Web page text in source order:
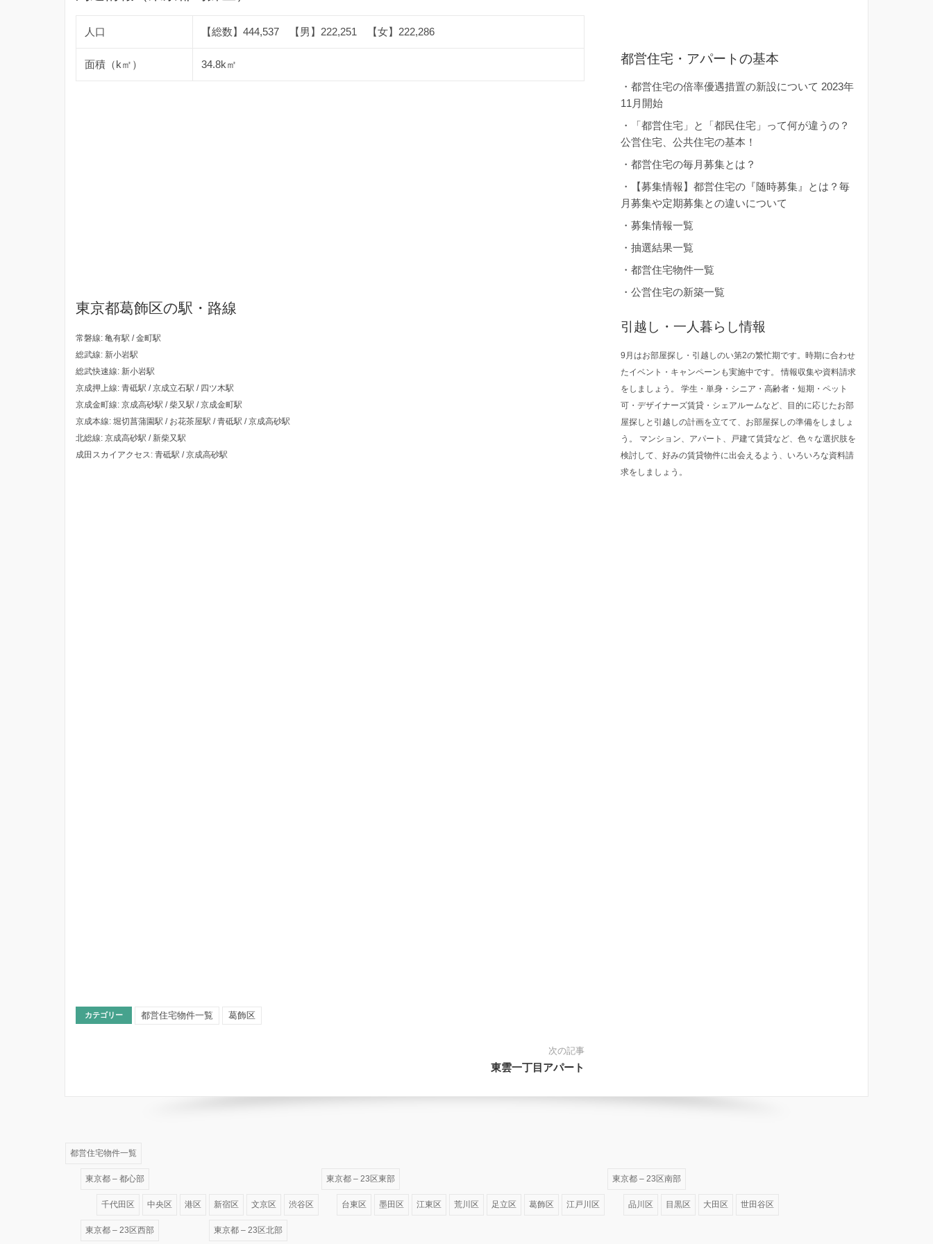
人口 【総数】444,537 【男】222,251 【女】222,286
面積（k㎡） 34.8k㎡
東京都葛飾区の駅・路線
常磐線: 亀有駅 / 金町駅
総武線: 新小岩駅
総武快速線: 新小岩駅
京成押上線: 青砥駅 / 京成立石駅 / 四ツ木駅
京成金町線: 京成高砂駅 / 柴又駅 / 京成金町駅
京成本線: 堀切菖蒲園駅 / お花茶屋駅 / 青砥駅 / 京成高砂駅
北総線: 京成高砂駅 / 新柴又駅
成田スカイアクセス: 青砥駅 / 京成高砂駅
カテゴリー 都営住宅物件一覧 葛飾区
次の記事
東雲一丁目アパート
都営住宅・アパートの基本
・都営住宅の倍率優遇措置の新設について 2023年
11月開始
・
「都営住宅」と「都民住宅」って何が違うの？
公営住宅、公共住宅の基本！
・都営住宅の毎月募集とは？
・
【募集情報】都営住宅の『随時募集』とは？毎
月募集や定期募集との違いについて
・募集情報一覧
・抽選結果一覧
・都営住宅物件一覧
・公営住宅の新築一覧
引越し・一人暮らし情報
9月はお部屋探し・引越しのい第2の繁忙期です。時期に合わせ
たイベント・キャンペーンも実施中です。 情報収集や資料請求
をしましょう。 学生・単身・シニア・高齢者・短期・ペット
可・デザイナーズ賃貸・シェアルームなど、目的に応じたお部
屋探しと引越しの計画を立てて、お部屋探しの準備をしましょ
う。 マンション、アパート、戸建て賃貸など、色々な選択肢を
検討して、好みの賃貸物件に出会えるよう、いろいろな資料請
求をしましょう。
都営住宅物件一覧
東京都 – 都心部
千代田区 中央区 港区 新宿区 文京区 渋谷区
東京都 – 23区東部
台東区 墨田区 江東区 荒川区 足立区 葛飾区 江戸川区
東京都 – 23区南部
品川区 目黒区 大田区 世田谷区
東京都 – 23区西部 東京都 – 23区北部